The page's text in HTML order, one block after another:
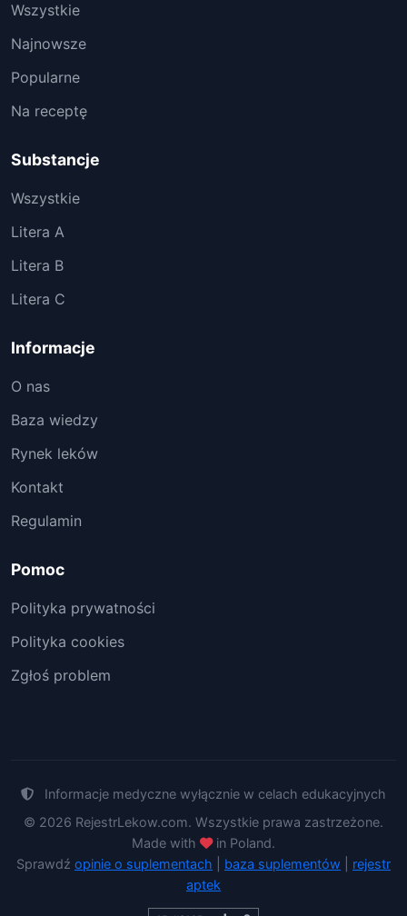
Wszystkie
Najnowsze
Popularne
Na receptę
Substancje
Wszystkie
Litera A
Litera B
Litera C
Informacje
O nas
Baza wiedzy
Rynek leków
Kontakt
Regulamin
Pomoc
Polityka prywatności
Polityka cookies
Zgłoś problem
Informacje medyczne wyłącznie w celach edukacyjnych
© 2026 RejestrLekow.com. Wszystkie prawa zastrzeżone.
Made with
in Poland.
Sprawdź opinie o suplementach baza suplementów
rejestr
aptek